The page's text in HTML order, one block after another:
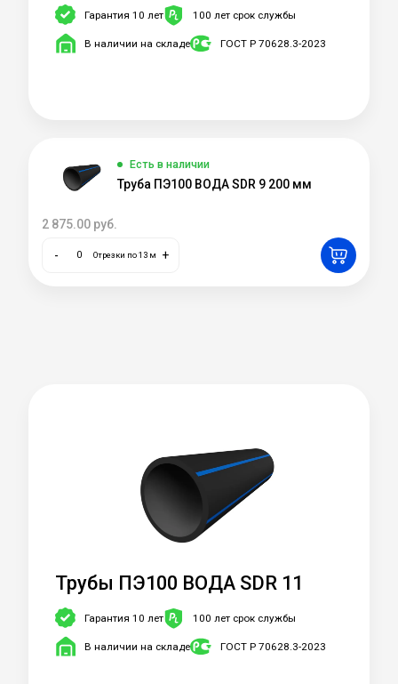
Гарантия 10 лет 100 лет срок службы
В наличии на складе ГОСТ Р 70628.3-2023
Есть в наличии
Труба ПЭ100 ВОДА SDR 9 200 мм
2 875.00 руб.
- Отрезки по 13 м +
Трубы ПЭ100 ВОДА SDR 11
Гарантия 10 лет 100 лет срок службы
В наличии на складе ГОСТ Р 70628.3-2023